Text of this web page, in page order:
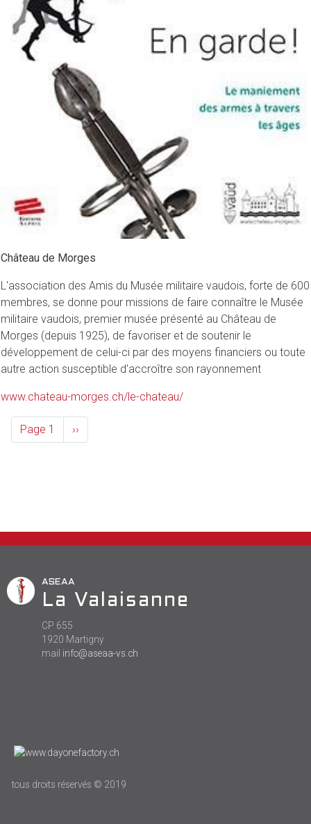
Château de Morges
L'association des Amis du Musée militaire vaudois, forte de 600
membres, se donne pour missions de faire connaître le Musée
militaire vaudois, premier musée présenté au Château de
Morges (depuis 1925), de favoriser et de soutenir le
développement de celui-ci par des moyens financiers ou toute
autre action susceptible d'accroître son rayonnement
www.chateau-morges.ch/le-chateau/
Pagination
Page 1
Page
suivante
››
ASEAA
La Valaisanne
CP 655
1920 Martigny
mail info@aseaa-vs.ch
tous droits réservés © 2019